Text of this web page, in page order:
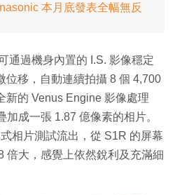
本月底發表全幅無反
通過機身內置的 I.S. 影像穩定
位移，自動連續拍攝 8 個 4,700
新的 Venus Engine 影像處理
成一張 1.87 億像素的相片。
相片測試流出，從 S1R 的屏幕
倍大，感覺上依然銳利及充滿細